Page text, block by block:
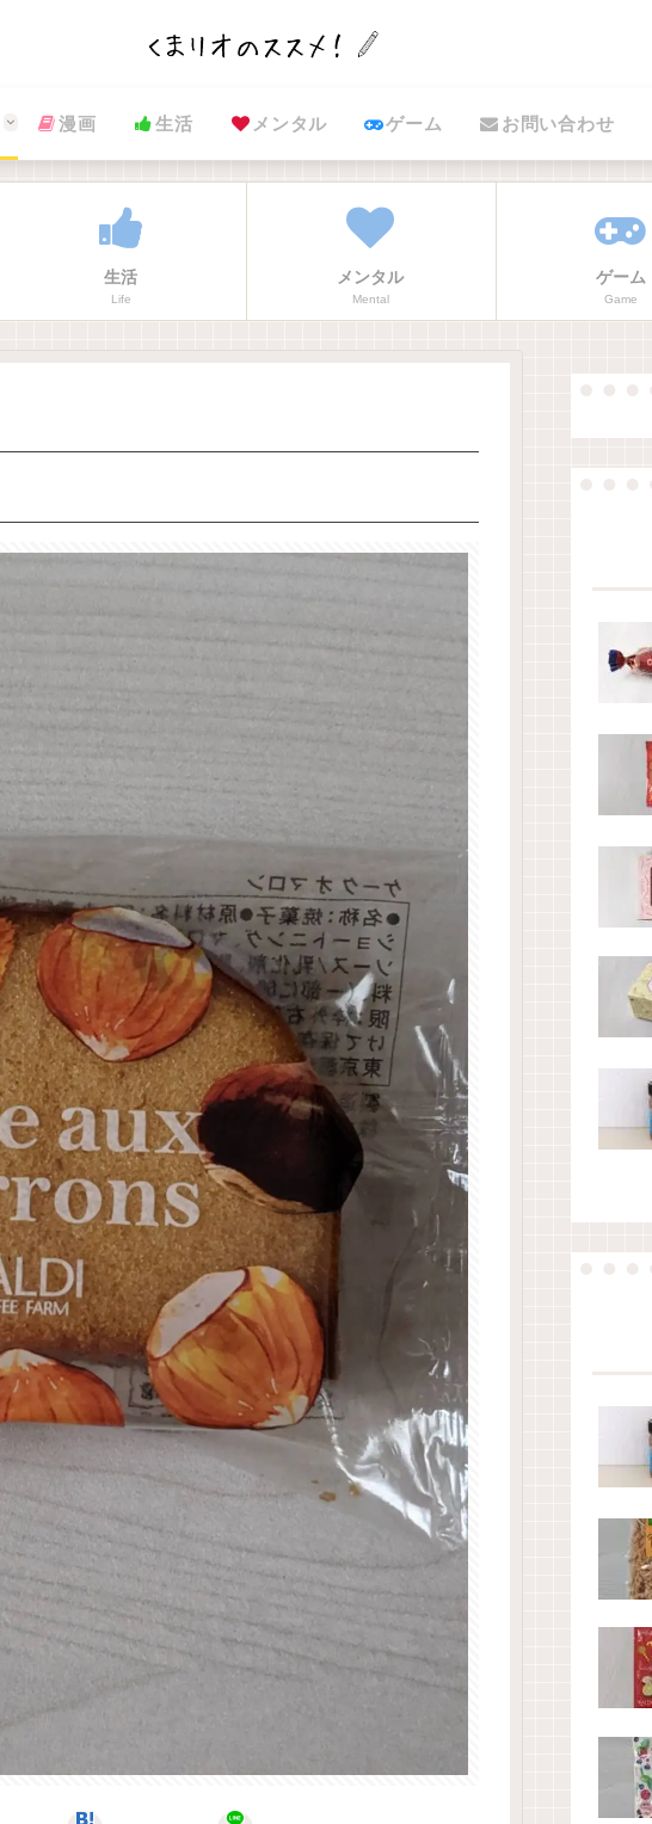
漫画 生活 メンタル ゲーム お問い合わせ
生活
Life
メンタル
Mental
ゲーム
Game